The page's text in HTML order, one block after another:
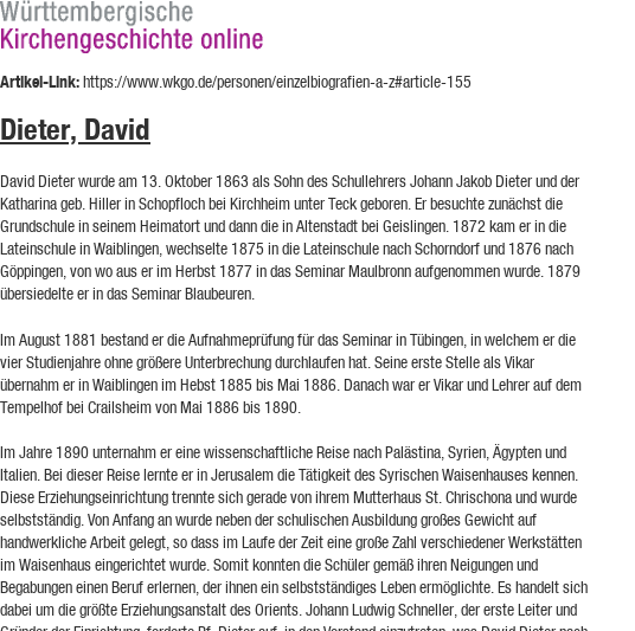
Artikel-Link:https://www.wkgo.de/personen/einzelbiografien-a-z#article-155
Dieter, David
David Dieter wurde am 13. Oktober 1863 als Sohn des Schullehrers Johann Jakob Dieter und der
Katharina geb. Hiller in Schopfloch bei Kirchheim unter Teck geboren. Er besuchte zunächst die
Grundschule in seinem Heimatort und dann die in Altenstadt bei Geislingen. 1872 kam er in die
Lateinschule in Waiblingen, wechselte 1875 in die Lateinschule nach Schorndorf und 1876 nach
Göppingen, von wo aus er im Herbst 1877 in das Seminar Maulbronn aufgenommen wurde. 1879
übersiedelte er in das Seminar Blaubeuren.
Im August 1881 bestand er die Aufnahmeprüfung für das Seminar in Tübingen, in welchem er die
vier Studienjahre ohne größere Unterbrechung durchlaufen hat. Seine erste Stelle als Vikar
übernahm er in Waiblingen im Hebst 1885 bis Mai 1886. Danach war er Vikar und Lehrer auf dem
Tempelhof bei Crailsheim von Mai 1886 bis 1890.
Im Jahre 1890 unternahm er eine wissenschaftliche Reise nach Palästina, Syrien, Ägypten und
Italien. Bei dieser Reise lernte er in Jerusalem die Tätigkeit des Syrischen Waisenhauses kennen.
Diese Erziehungseinrichtung trennte sich gerade von ihrem Mutterhaus St. Chrischona und wurde
selbstständig. Von Anfang an wurde neben der schulischen Ausbildung großes Gewicht auf
handwerkliche Arbeit gelegt, so dass im Laufe der Zeit eine große Zahl verschiedener Werkstätten
im Waisenhaus eingerichtet wurde. Somit konnten die Schüler gemäß ihren Neigungen und
Begabungen einen Beruf erlernen, der ihnen ein selbstständiges Leben ermöglichte. Es handelt sich
dabei um die größte Erziehungsanstalt des Orients. Johann Ludwig Schneller, der erste Leiter und